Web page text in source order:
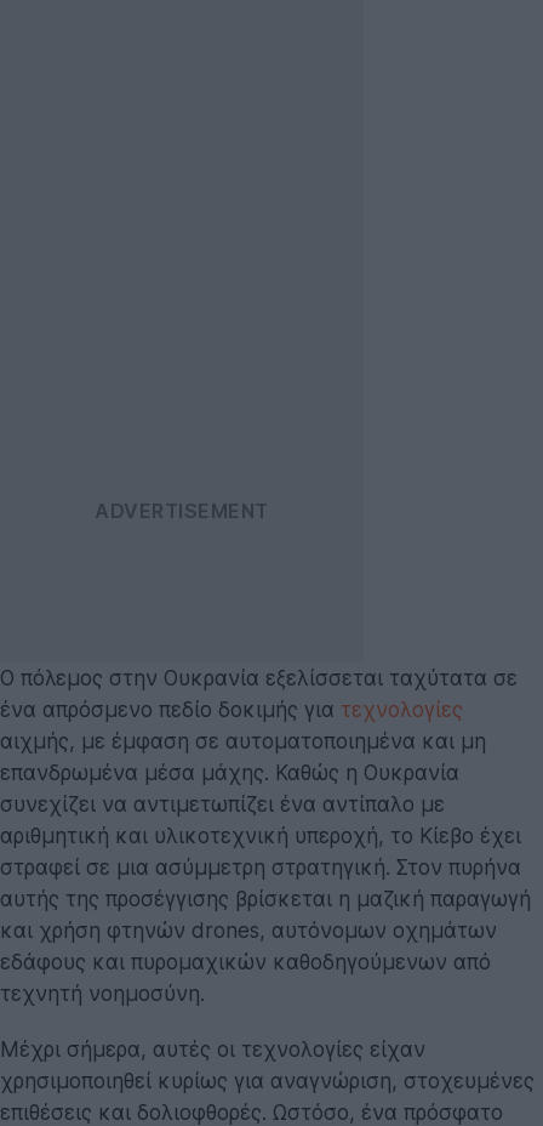
Ο πόλεμος στην Ουκρανία εξελίσσεται ταχύτατα σε
ένα απρόσμενο πεδίο δοκιμής για τεχνολογίες
αιχμής, με έμφαση σε αυτοματοποιημένα και μη
επανδρωμένα μέσα μάχης. Καθώς η Ουκρανία
συνεχίζει να αντιμετωπίζει ένα αντίπαλο με
αριθμητική και υλικοτεχνική υπεροχή, το Κίεβο έχει
στραφεί σε μια ασύμμετρη στρατηγική. Στον πυρήνα
αυτής της προσέγγισης βρίσκεται η μαζική παραγωγή
και χρήση φτηνών drones, αυτόνομων οχημάτων
εδάφους και πυρομαχικών καθοδηγούμενων από
τεχνητή νοημοσύνη.
Μέχρι σήμερα, αυτές οι τεχνολογίες είχαν
χρησιμοποιηθεί κυρίως για αναγνώριση, στοχευμένες
επιθέσεις και δολιοφθορές. Ωστόσο, ένα πρόσφατο